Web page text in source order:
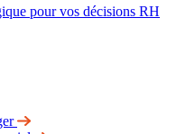
pour vos décisions RH